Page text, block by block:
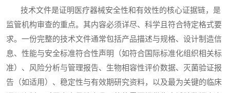
技术文件是证明医疗器械安全性和有效性的核心证据链，是
监管机构审查的重点。其内容必须详尽、科学且符合特定格式要
求。一份完整的技术文件通常包括产品描述与规格、设计制造信
息、性能与安全标准符合性声明（如符合国际标准化组织相关标
准）、风险分析与管理报告、生物相容性评价数据、灭菌验证报
告（如适用）、稳定性与有效期研究资料，以及最为关键的临床